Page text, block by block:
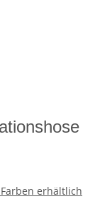
erhältlich